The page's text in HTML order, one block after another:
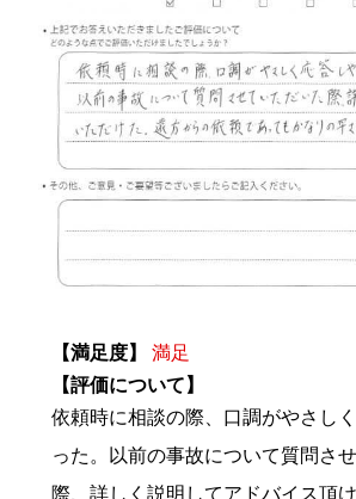
【満足度】
満足
【評価について】
依頼時に相談の際、口調がやさし
った。以前の事故について質問さ
際、詳しく説明してアドバイス頂